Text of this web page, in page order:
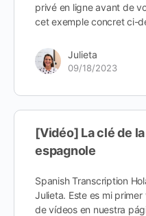
privé en ligne avant de
cet exemple concret ci-
Julieta
09/18/2023
[Vidéo] La clé de
espagnole
Spanish Transcription
Julieta. Este es mi
de vídeos en nuestra